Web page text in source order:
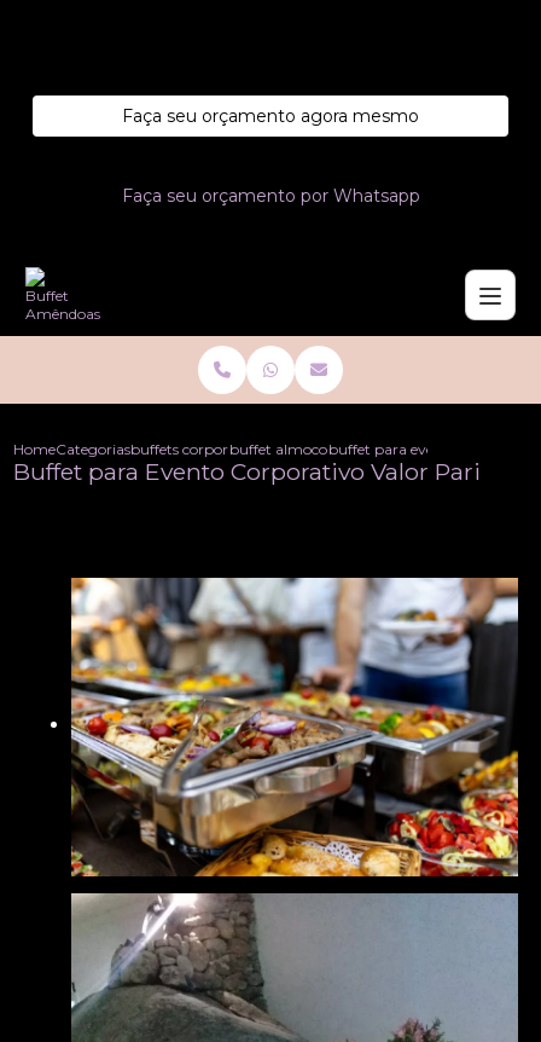
Faça seu orçamento agora mesmo
Faça seu orçamento por Whatsapp
HomeCategoriasbuffets corporativobuffet almoco corporativo
buffet para evento
Buffet para Evento Corporativo Valor Pari